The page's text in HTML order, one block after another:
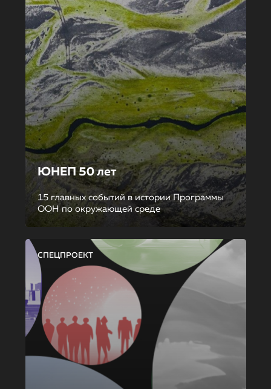
ЮНЕП 50 лет
15 главных событий в истории Программы
ООН по окружающей среде
СПЕЦПРОЕКТ